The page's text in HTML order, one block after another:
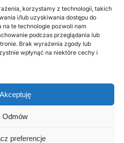
korzystamy z technologii, takich
i/lub uzyskiwania dostępu do
te technologie pozwoli nam
podczas przeglądania lub
Brak wyrażenia zgody lub
wpłynąć na niektóre cechy i
Akceptuję
Odmów
preferencje
odpadów
roku
otwarcia, lokalizacja i
odpadów